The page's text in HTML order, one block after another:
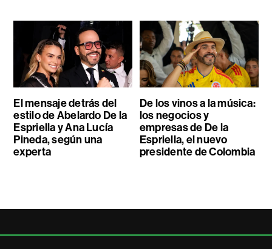
El mensaje detrás del
estilo de Abelardo De la
Espriella y Ana Lucía
Pineda, según una
experta
De los vinos a la música:
los negocios y
empresas de De la
Espriella, el nuevo
presidente de Colombia